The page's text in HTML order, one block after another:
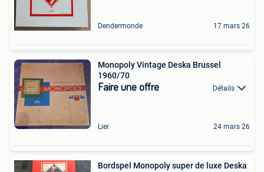
Dendermonde 17 mars 26
Monopoly Vintage Deska Brussel
1960/70
Faire une offre Détails
Lier 24 mars 26
Bordspel Monopoly super de luxe Deska